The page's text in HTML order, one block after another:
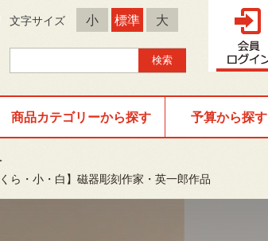
文字サイズ 小 標準 大
商品カテゴリーから探す 予算から探す
ら・小・白】磁器彫刻作家・英一郎作品